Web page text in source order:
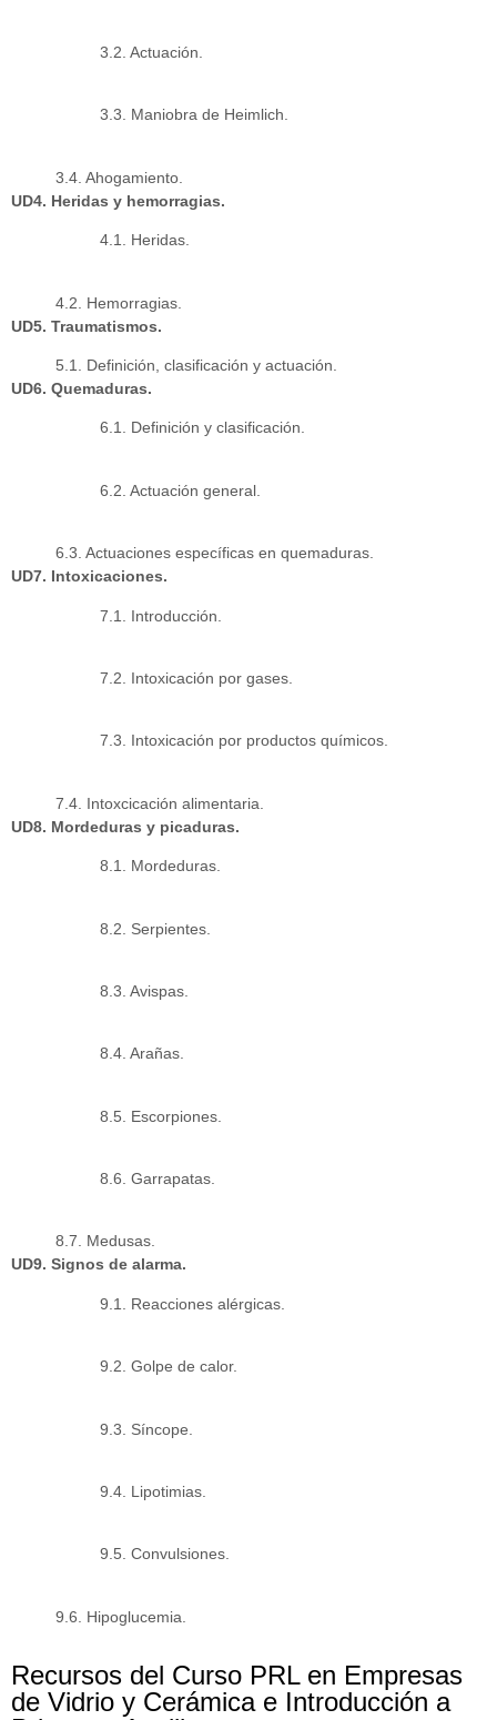
3.2. Actuación.
3.3. Maniobra de Heimlich.
3.4. Ahogamiento.
UD4. Heridas y hemorragias.
4.1. Heridas.
4.2. Hemorragias.
UD5. Traumatismos.
5.1. Definición, clasificación y actuación.
UD6. Quemaduras.
6.1. Definición y clasificación.
6.2. Actuación general.
6.3. Actuaciones específicas en quemaduras.
UD7. Intoxicaciones.
7.1. Introducción.
7.2. Intoxicación por gases.
7.3. Intoxicación por productos químicos.
7.4. Intoxcicación alimentaria.
UD8. Mordeduras y picaduras.
8.1. Mordeduras.
8.2. Serpientes.
8.3. Avispas.
8.4. Arañas.
8.5. Escorpiones.
8.6. Garrapatas.
8.7. Medusas.
UD9. Signos de alarma.
9.1. Reacciones alérgicas.
9.2. Golpe de calor.
9.3. Síncope.
9.4. Lipotimias.
9.5. Convulsiones.
9.6. Hipoglucemia.
Recursos del Curso PRL en Empresas
de Vidrio y Cerámica e Introducción a